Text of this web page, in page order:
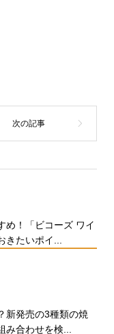
め！「ビコーズ ワイ
きたいポイ...
新発売の3種類の焼
合わせを検...